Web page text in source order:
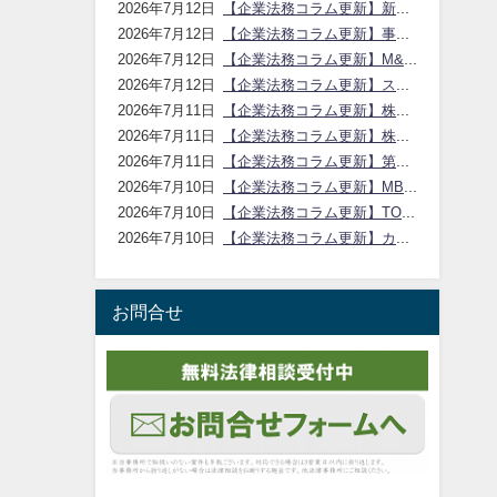
2026年7月12日
2026年7月12日
2026年7月12日
2026年7月12日
2026年7月11日
2026年7月11日
2026年7月11日
2026年7月10日
2026年7月10日
2026年7月10日
お問合せ